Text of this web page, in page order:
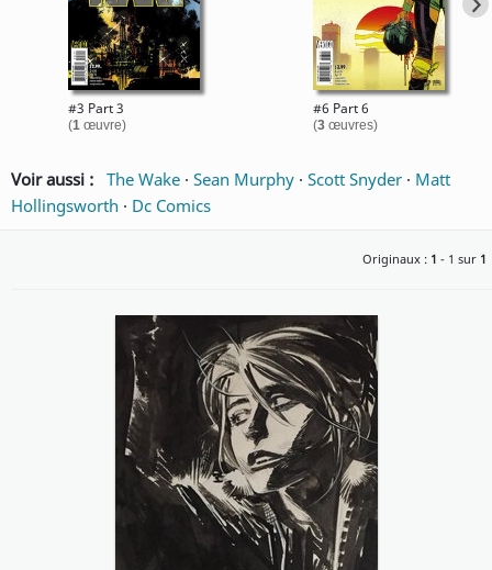
#3 Part 3
(1œuvre)
#6 Part 6
(3 œuvres)
Voir aussi : The Wake · Sean Murphy · Scott Snyder · Matt
Hollingsworth · Dc Comics
Originaux : 1 - 1 sur 1